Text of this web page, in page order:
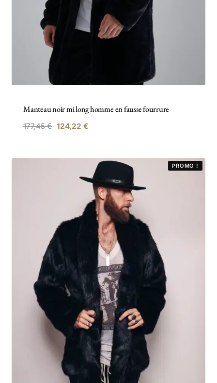
Manteau noir mi long homme en fausse fourrure
177,45€ 124,22€
PROMO !